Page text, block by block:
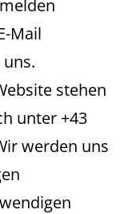
Mail
uns.
stehen
unter +43
werden uns